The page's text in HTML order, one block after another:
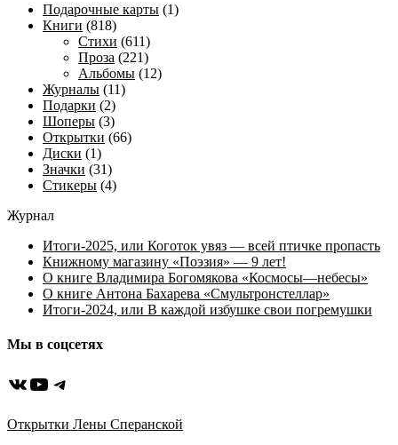
Подарочные карты (1)
Книги (818)
Стихи (611)
Проза (221)
Альбомы (12)
Журналы (11)
Подарки (2)
Шоперы (3)
Открытки (66)
Диски (1)
Значки (31)
Стикеры (4)
Журнал
Итоги-2025, или Коготок увяз — всей птичке пропасть
Книжному магазину «Поэзия» — 9 лет!
О книге Владимира Богомякова «Космосы—небесы»
О книге Антона Бахарева «Смультронстеллар»
Итоги-2024, или В каждой избушке свои погремушки
Мы в соцсетях
ВКонтакте
YouTube
Telegram
Открытки Лены Сперанской